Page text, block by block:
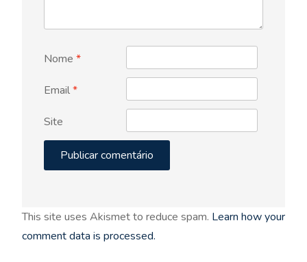
Nome *
Email*
Site
This site uses Akismet to reduce spam. Learn how your
comment data is processed.